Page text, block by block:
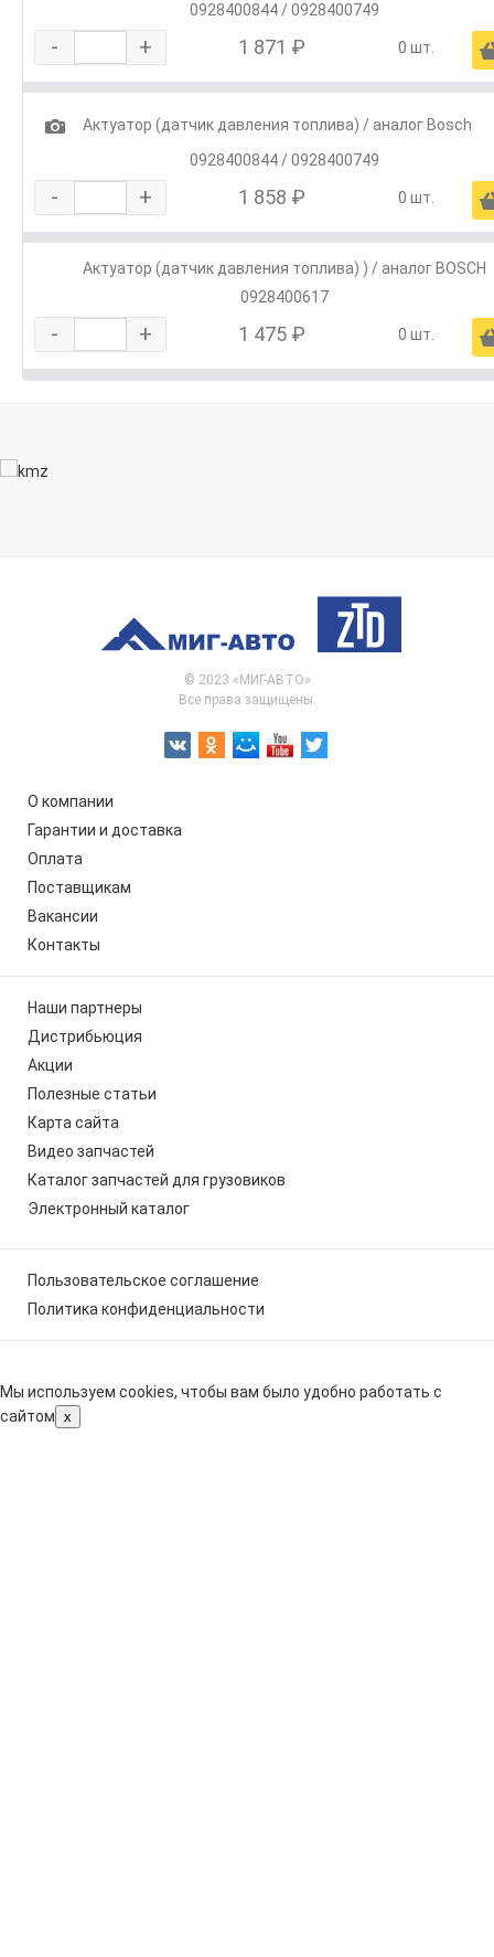
0928400844 / 0928400749
- + 1 871 ₽ 0 шт.
1
Актуатор (датчик давления топлива) / аналог Bosch
0928400844 / 0928400749
- + 1 858 ₽ 0 шт.
Актуатор (датчик давления топлива) ) / аналог BOSCH
0928400617
- + 1 475 ₽ 0 шт.
© 2023 «МИГ-АВТО»
Все права защищены.
О компании
Гарантии и доставка
Оплата
Поставщикам
Вакансии
Контакты
Наши партнеры
Дистрибьюция
Акции
Полезные статьи
Карта сайта
Видео запчастей
Каталог запчастей для грузовиков
Электронный каталог
Пользовательское соглашение
Политика конфиденциальности
Мы используем cookies, чтобы вам было удобно работать с
сайтом x